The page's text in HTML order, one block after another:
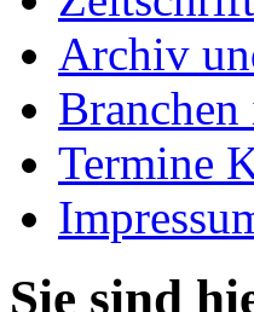
Archiv
Termine
Sie sind